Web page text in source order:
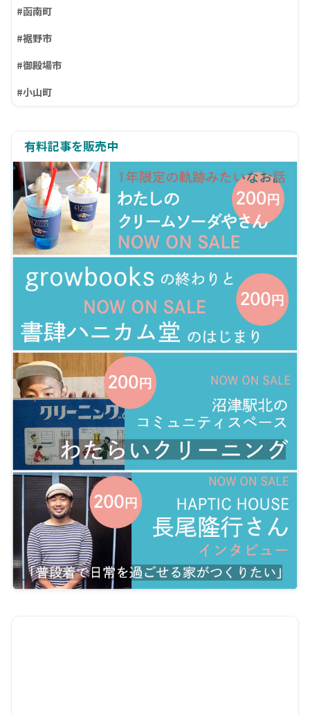
#函南町
#裾野市
#御殿場市
#小山町
有料記事を販売中